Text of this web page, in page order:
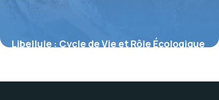
Libellule : Cycle de Vie et Rôle Écologique